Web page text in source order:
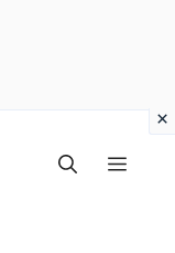
Menu